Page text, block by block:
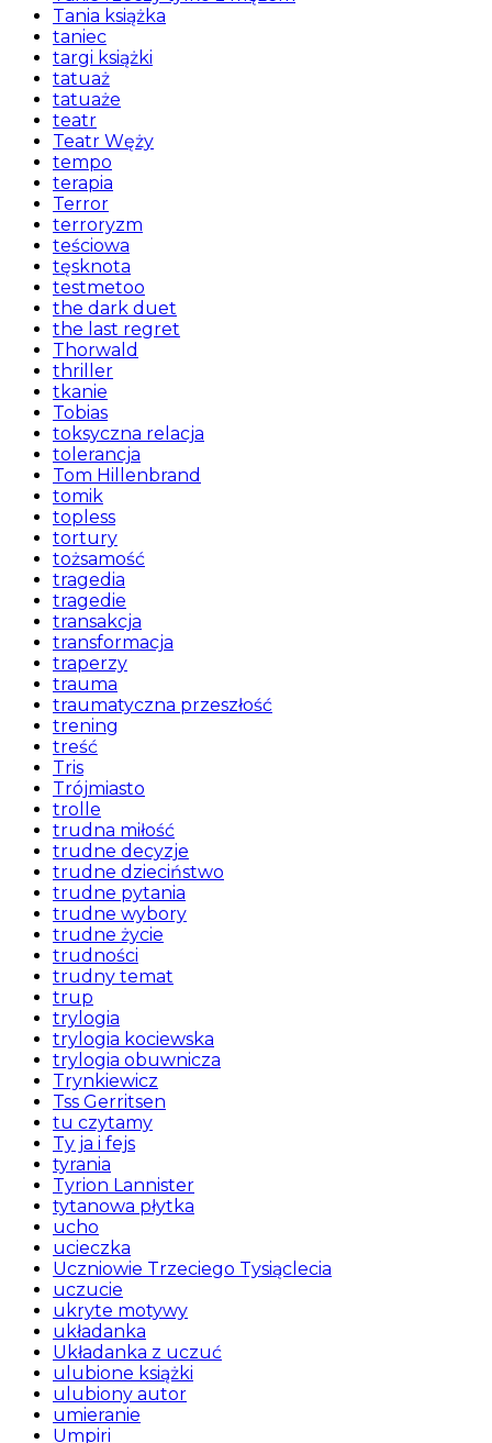
Tania książka
taniec
targi książki
tatuaż
tatuaże
teatr
Teatr Węży
tempo
terapia
Terror
terroryzm
teściowa
tęsknota
testmetoo
the dark duet
the last regret
Thorwald
thriller
tkanie
Tobias
toksyczna relacja
tolerancja
Tom Hillenbrand
tomik
topless
tortury
tożsamość
tragedia
tragedie
transakcja
transformacja
traperzy
trauma
traumatyczna przeszłość
trening
treść
Tris
Trójmiasto
trolle
trudna miłość
trudne decyzje
trudne dzieciństwo
trudne pytania
trudne wybory
trudne życie
trudności
trudny temat
trup
trylogia
trylogia kociewska
trylogia obuwnicza
Trynkiewicz
Tss Gerritsen
tu czytamy
Ty ja i fejs
tyrania
Tyrion Lannister
tytanowa płytka
ucho
ucieczka
Uczniowie Trzeciego Tysiąclecia
uczucie
ukryte motywy
układanka
Układanka z uczuć
ulubione książki
ulubiony autor
umieranie
Umpiri